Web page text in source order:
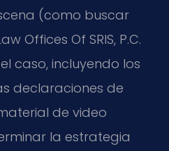
(como buscar
Offices Of SRIS, P.C.
caso, incluyendo los
declaraciones de
de video
la estrategia